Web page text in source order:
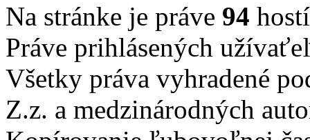
Na stránke je práve 94
Práve prihlásených
Všetky práva vyhradené
Z.z. a medzinárodných